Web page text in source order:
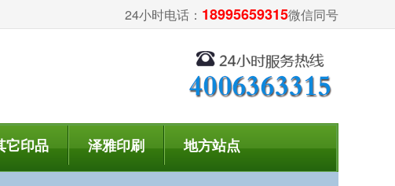
24小时电话： 18995659315微信同号
它印品 泽雅印刷 地方站点